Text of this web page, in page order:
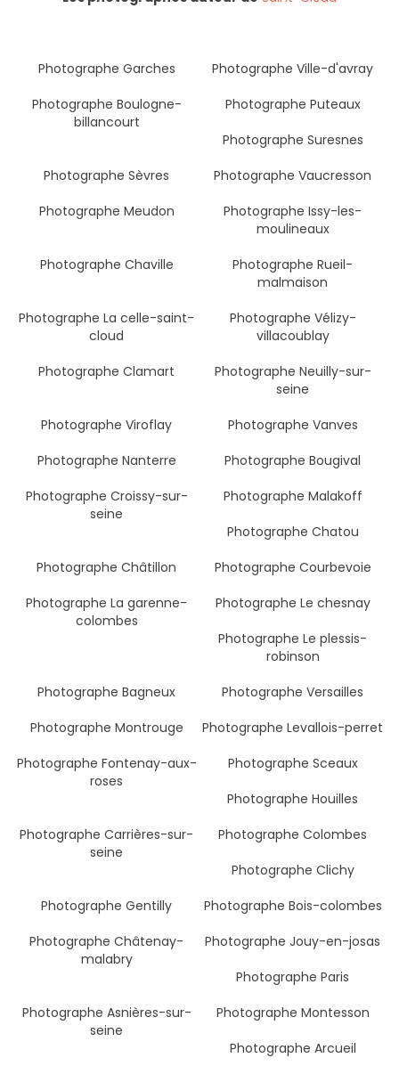
Photographe Garches
Photographe Ville-d'avray
Photographe Boulogne-
billancourt
Photographe Puteaux
Photographe Suresnes
Photographe Sèvres
Photographe Vaucresson
Photographe Meudon
Photographe Issy-les-
moulineaux
Photographe Chaville
Photographe Rueil-
malmaison
Photographe La celle-saint-
cloud
Photographe Vélizy-
villacoublay
Photographe Clamart
Photographe Neuilly-sur-
seine
Photographe Viroflay
Photographe Vanves
Photographe Nanterre
Photographe Bougival
Photographe Croissy-sur-
seine
Photographe Malakoff
Photographe Chatou
Photographe Châtillon
Photographe Courbevoie
Photographe La garenne-
colombes
Photographe Le chesnay
Photographe Le plessis-
robinson
Photographe Bagneux
Photographe Versailles
Photographe Montrouge
Photographe Levallois-perret
Photographe Fontenay-aux-
roses
Photographe Sceaux
Photographe Houilles
Photographe Carrières-sur-
seine
Photographe Colombes
Photographe Clichy
Photographe Gentilly
Photographe Bois-colombes
Photographe Châtenay-
malabry
Photographe Jouy-en-josas
Photographe Paris
Photographe Asnières-sur-
seine
Photographe Montesson
Photographe Arcueil